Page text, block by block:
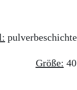
Größe: